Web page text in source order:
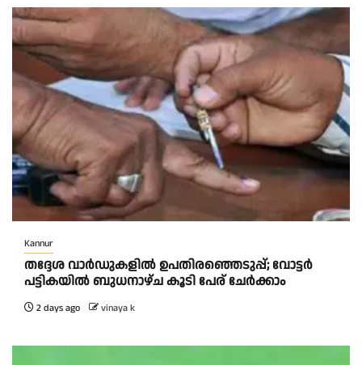
Kannur
തദ്ദേശ വാർഡുകളിൽ ഉപതിരഞ്ഞെടുപ്പ്; വോട്ടർ
പട്ടികയിൽ ബുധനാഴ്ച കൂടി പേര് ചേർക്കാം
2 days ago vinaya k